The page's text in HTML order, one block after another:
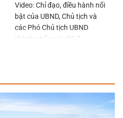
Video: Chỉ đạo, điều hành nổi
bật của UBND, Chủ tịch và
các Phó Chủ tịch UBND
thành phố ngày 30-7